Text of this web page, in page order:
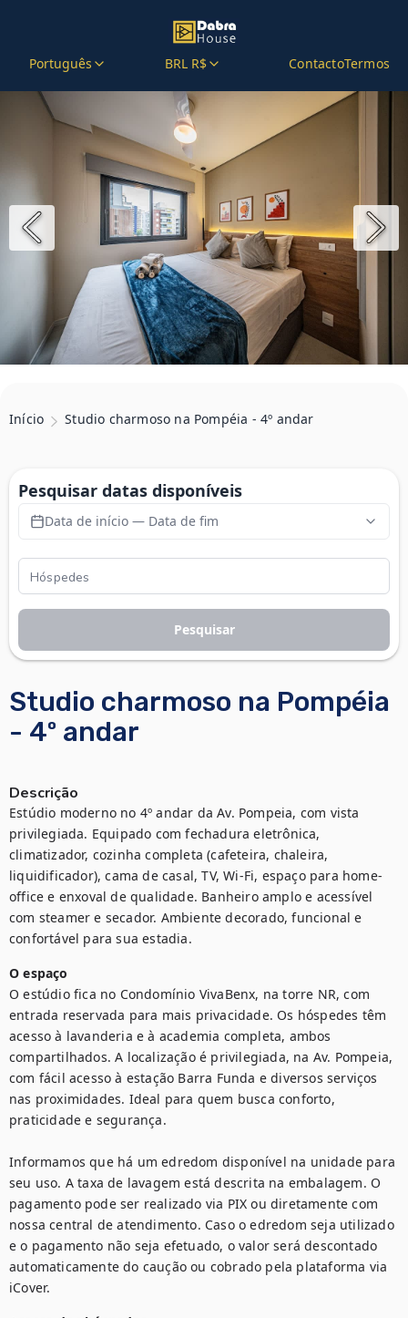
Português BRL R$ ContactoTermos
Início Studio charmoso na Pompéia - 4º andar
Studio charmoso na Pompéia
- 4º andar
Descrição
Estúdio moderno no 4º andar da Av. Pompeia, com vista
privilegiada. Equipado com fechadura eletrônica,
climatizador, cozinha completa (cafeteira, chaleira,
liquidificador), cama de casal, TV, Wi-Fi, espaço para home-
office e enxoval de qualidade. Banheiro amplo e acessível
com steamer e secador. Ambiente decorado, funcional e
confortável para sua estadia.
O espaço
O estúdio fica no Condomínio VivaBenx, na torre NR, com
entrada reservada para mais privacidade. Os hóspedes têm
acesso à lavanderia e à academia completa, ambos
compartilhados. A localização é privilegiada, na Av. Pompeia,
com fácil acesso à estação Barra Funda e diversos serviços
nas proximidades. Ideal para quem busca conforto,
praticidade e segurança.
Informamos que há um edredom disponível na unidade para
seu uso. A taxa de lavagem está descrita na embalagem. O
pagamento pode ser realizado via PIX ou diretamente com
nossa central de atendimento. Caso o edredom seja utilizado
e o pagamento não seja efetuado, o valor será descontado
automaticamente do caução ou cobrado pela plataforma via
iCover.
Pesquisar datas disponíveis
Data de início — Data de fim
Pesquisar